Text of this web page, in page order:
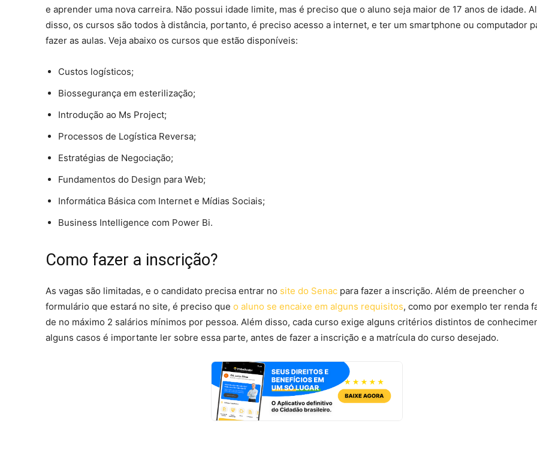
e aprender uma nova carreira. Não possui idade limite, mas é preciso que o aluno seja maior de 17 anos de idade.
disso, os cursos são todos à distância, portanto, é preciso acesso a internet, e ter um smartphone ou computador
fazer as aulas. Veja abaixo os cursos que estão disponíveis:
Custos logísticos;
Biossegurança em esterilização;
Introdução ao Ms Project;
Processos de Logística Reversa;
Estratégias de Negociação;
Fundamentos do Design para Web;
Informática Básica com Internet e Mídias Sociais;
Business Intelligence com Power Bi.
Como fazer a inscrição?
As vagas são limitadas, e o candidato precisa entrar no site do Senac para fazer a inscrição. Além de preencher o
formulário que estará no site, é preciso que o aluno se encaixe em alguns requisitos, como por exemplo ter renda
de no máximo 2 salários mínimos por pessoa. Além disso, cada curso exige alguns critérios distintos de
alguns casos é importante ler sobre essa parte, antes de fazer a inscrição e a matrícula do curso desejado.